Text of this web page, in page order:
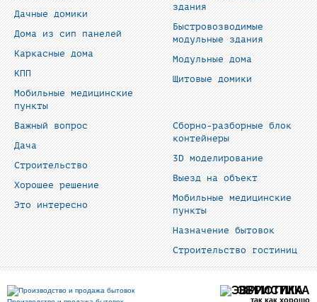
Дачные домики
Дома из сип панелей
Каркасные дома
КПП
Мобильные медицинские
пункты
здания
Быстровозводимые
модульные здания
Модульные дома
Щитовые домики
Важный вопрос
Дача
Строительство
Хорошее решение
Это интересно
Сборно-разборные блок
контейнеры
3D моделирование
Выезд на объект
Мобильные медицинские
пункты
Назначение бытовок
Строительство гостиниц
ЭВРИСТИКА
так как хорошо